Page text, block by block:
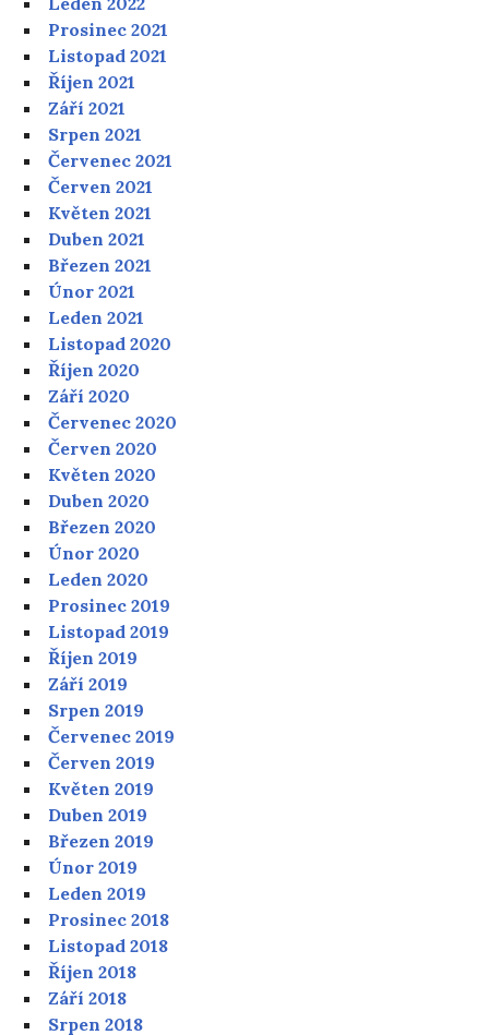
Prosinec 2021
Listopad 2021
Říjen 2021
Září 2021
Srpen 2021
Červenec 2021
Červen 2021
Květen 2021
Duben 2021
Březen 2021
Únor 2021
Leden 2021
Listopad 2020
Říjen 2020
Září 2020
Červenec 2020
Červen 2020
Květen 2020
Duben 2020
Březen 2020
Únor 2020
Leden 2020
Prosinec 2019
Listopad 2019
Říjen 2019
Září 2019
Srpen 2019
Červenec 2019
Červen 2019
Květen 2019
Duben 2019
Březen 2019
Únor 2019
Leden 2019
Prosinec 2018
Listopad 2018
Říjen 2018
Září 2018
Srpen 2018